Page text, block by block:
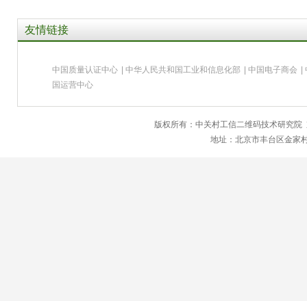
友情链接
中国质量认证中心 中华人民共和国工业和信息化部 中国电子商会
国运营中心
版权所有：中关村工信二维码技术研究院
地址：北京市丰台区金家